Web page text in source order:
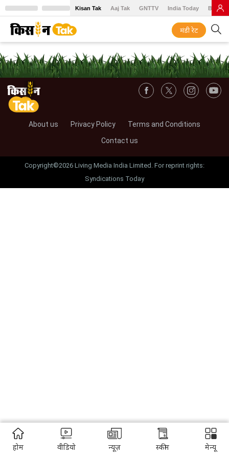
Kisan Tak Aaj Tak GNTTV India Today BT
मंडी रेट
About us Privacy Policy
Terms and Conditions
Contact us
Copyright©2026 Living Media India Limited. For reprint rights:
Syndications Today
होम वीडियो न्यूज़ स्कीम मेन्यू